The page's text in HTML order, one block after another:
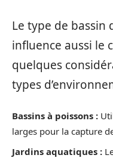
Le type de bassin
influence aussi le
quelques
types
Bassins à poissons :
larges pour la capture
Jardins aquatiques :